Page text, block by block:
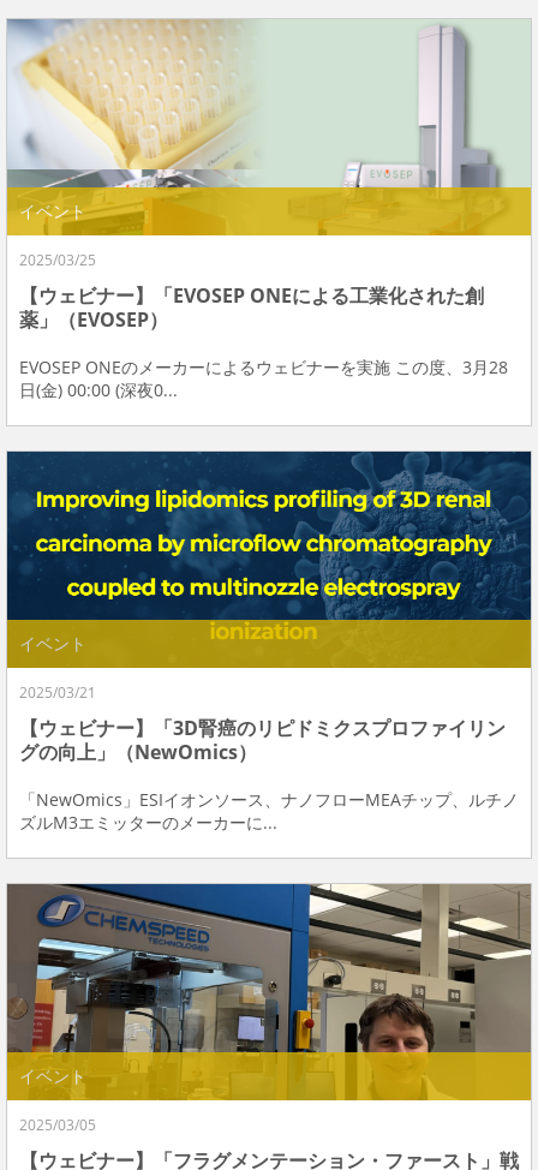
イベント
2025/03/25
【ウェビナー】「EVOSEP ONEによる工業化された創
薬」（EVOSEP）
EVOSEP ONEのメーカーによるウェビナーを実施 この度、3月28
日(金) 00:00 (深夜0...
イベント
2025/03/21
【ウェビナー】「3D腎癌のリピドミクスプロファイリン
グの向上」（NewOmics）
「NewOmics」ESIイオンソース、ナノフローMEAチップ、ルチノ
ズルM3エミッターのメーカーに...
イベント
2025/03/05
【ウェビナー】「フラグメンテーション・ファースト」戦